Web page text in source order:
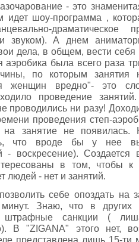
- это
идет шоу-программа ,
драматическое
звуком). А днем
дела, в общем, вести
была всего раза
по которым занятия
женщин вредно"- это
проведение
проводились ни разу!
проведения степ-
занятие не появилась.
что вроде бы у нее
воскресение). Создается
в том, чтобы к
людей - нет и занятий.
себе опоздать на
Знаю, что в других
штрафные санкции (
В "ZIGANA" этого нет,
представлена лишь 15-ти